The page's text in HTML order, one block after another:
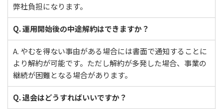
弊社負担になります。
Q. 運用開始後の中途解約はできますか？
A. やむを得ない事由がある場合には書面で通知することに
より解約が可能です。ただし解約が多発した場合、事業の
継続が困難となる場合があります。
Q. 退会はどうすればいいですか？